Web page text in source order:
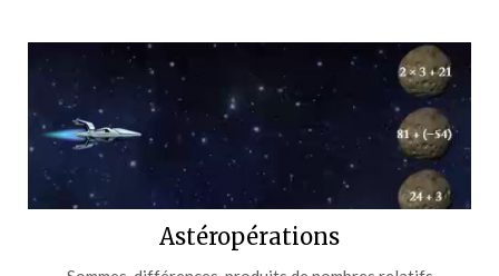
Astéropérations